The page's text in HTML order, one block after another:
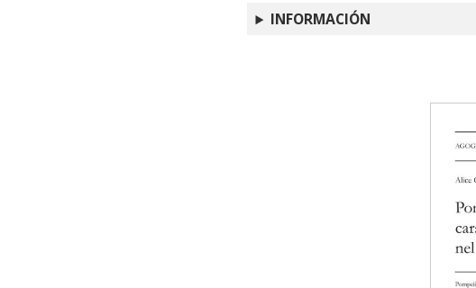
INFORMACIÓN